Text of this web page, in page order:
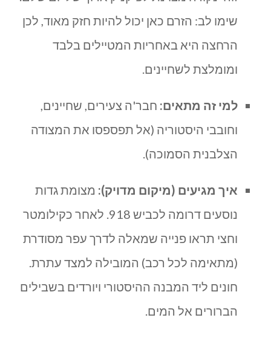
שימו לב: הזרם כאן יכול להיות חזק מאוד, לכן
הרחצה היא באחריות המטיילים בלבד
ומומלצת לשחיינים.
למי זה מתאים: חבר'ה צעירים, שחיינים,
וחובבי היסטוריה (אל תפספסו את המצודה
הצלבנית הסמוכה).
איך מגיעים (מיקום מדויק): מצומת גדות
נוסעים דרומה לכביש 918. לאחר כקילומטר
וחצי תראו פנייה שמאלה לדרך עפר מסודרת
(מתאימה לכל רכב) המובילה למצד עתרת.
חונים ליד המבנה ההיסטורי ויורדים בשבילים
הברורים אל המים.